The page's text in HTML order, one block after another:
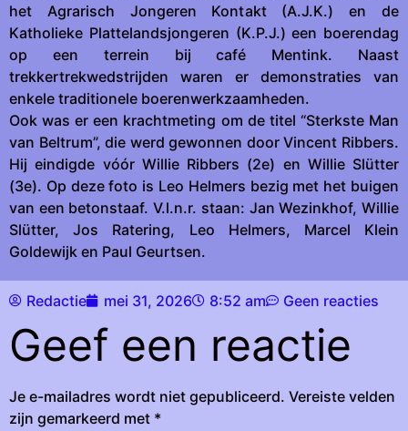
het Agrarisch Jongeren Kontakt (A.J.K.) en de
Katholieke Plattelandsjongeren (K.P.J.) een boerendag
op een terrein bij café Mentink. Naast
trekkertrekwedstrijden waren er demonstraties van
enkele traditionele boerenwerkzaamheden.
Ook was er een krachtmeting om de titel “Sterkste Man
van Beltrum”, die werd gewonnen door Vincent Ribbers.
Hij eindigde vóór Willie Ribbers (2e) en Willie Slütter
(3e). Op deze foto is Leo Helmers bezig met het buigen
van een betonstaaf. V.l.n.r. staan: Jan Wezinkhof, Willie
Slütter, Jos Ratering, Leo Helmers, Marcel Klein
Goldewijk en Paul Geurtsen.
Redactie mei 31, 2026 8:52 am Geen reacties
Geef een reactie
Je e-mailadres wordt niet gepubliceerd. Vereiste velden
zijn gemarkeerd met *